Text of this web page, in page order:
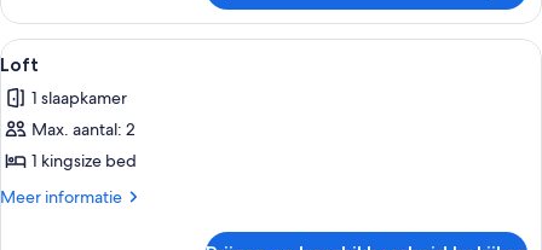
Alle
foto's
voor
Loft
laden
Een moderne hotelkamer met een
9
Loft
1 slaapkamer
Max. aantal: 2
1 kingsize bed
Meer informatie
Meer